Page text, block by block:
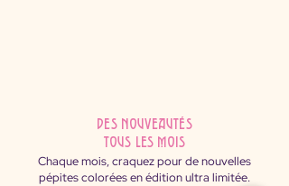
des nouveautés
tous les mois
Chaque mois, craquez pour de nouvelles
pépites colorées en édition ultra limitée.